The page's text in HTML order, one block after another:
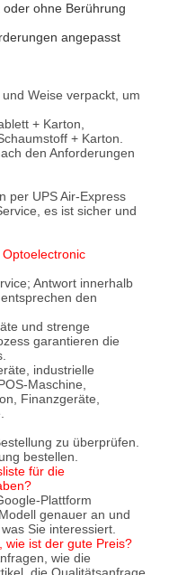
ohne Berührung
angepasst
Weise verpackt, um
+ Karton,
+ Karton.
den Anforderungen
per UPS Air-Express
es ist sicher und
Antwort innerhalb
den
und strenge
garantieren die
industrielle
Maschine,
Finanzgeräte,
zu überprüfen.
bestellen.
für die
Plattform
genauer an und
Sie interessiert.
wie ist der gute Preis?
wie die